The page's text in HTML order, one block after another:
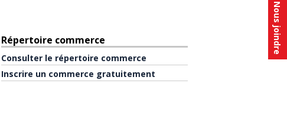
Nous joindre
Répertoire commerce
Consulter le répertoire commerce
Inscrire un commerce gratuitement